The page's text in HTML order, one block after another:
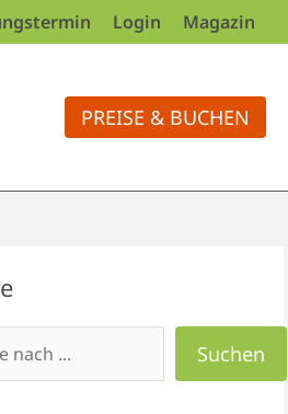
Login Magazin
PREISE & BUCHEN
Suchen